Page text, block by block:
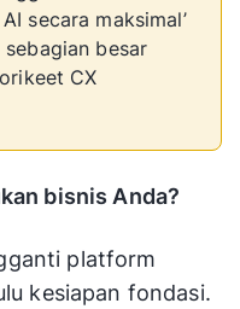
secara maksimal’
besar
CX
bisnis Anda?
platform
kesiapan fondasi.